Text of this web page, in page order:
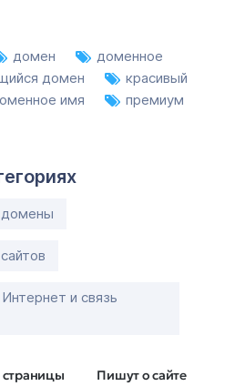
домен
доменное
домен
красивый
имя
премиум
домены
и связь
Пишут о сайте